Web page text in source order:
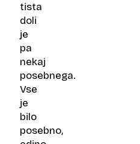
tista
doli
je
pa
nekaj
posebnega.
Vse
je
bilo
posebno,